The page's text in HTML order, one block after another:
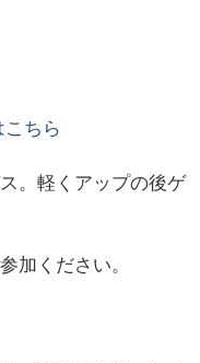
ちら
。軽くアップの後ゲ
加ください。